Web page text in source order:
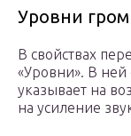
Уровни
В свойствах
«Уровни». В ней
указывает на
на усиление